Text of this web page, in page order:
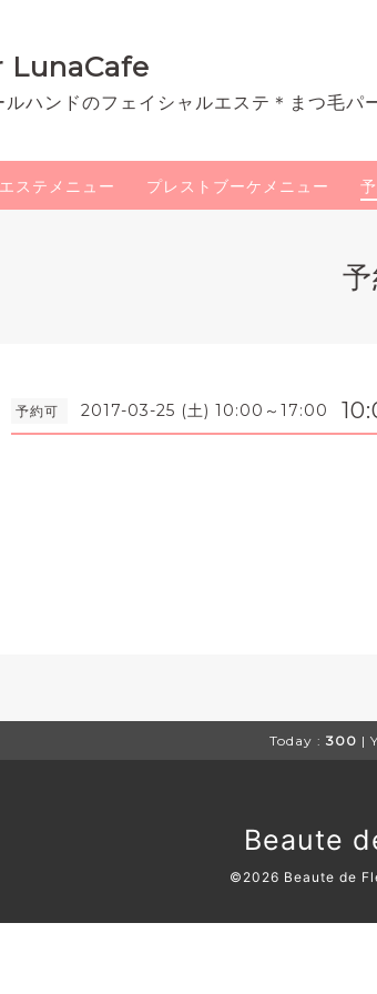
LunaCafe
ハンドのフェイシャルエステ＊まつ毛パ
エステメニュー プレストブーケメニュー
予約可 2017-03-25 (土) 10:00～17:00
Today : 300 |
Beaute
©2026 Beaute de